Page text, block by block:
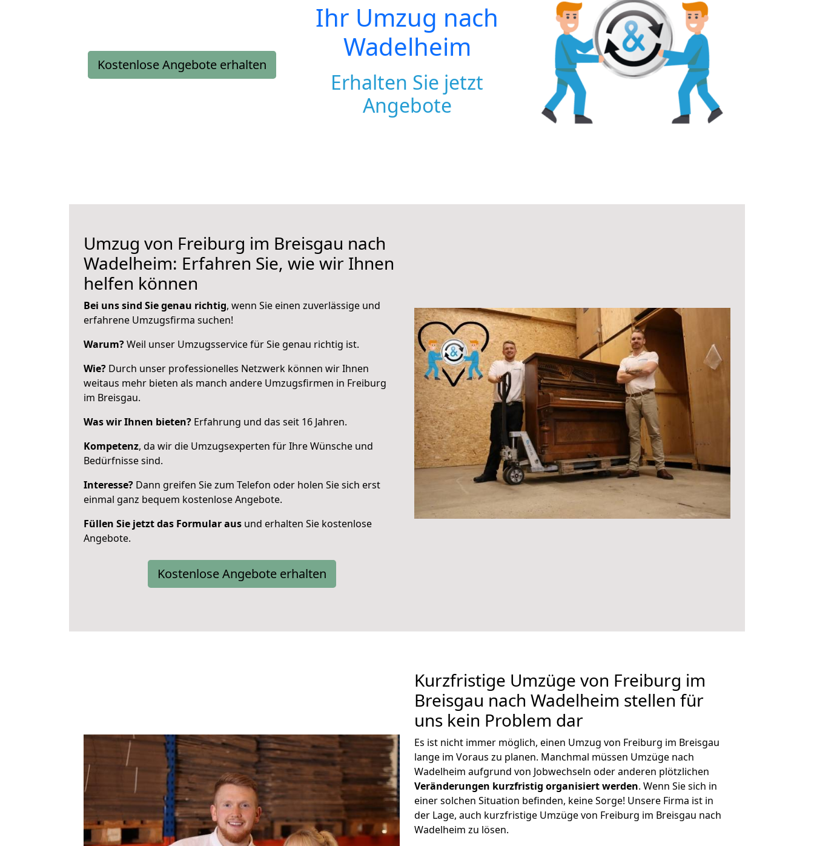
Kostenlose Angebote erhalten
Ihr Umzug nach
Wadelheim
Erhalten Sie jetzt
Angebote
Umzug von Freiburg im Breisgau nach
Wadelheim: Erfahren Sie, wie wir Ihnen
helfen können
Bei uns sind Sie genau richtig, wenn Sie einen zuverlässige und
erfahrene Umzugsfirma suchen!
Warum?Weil unser Umzugsservice für Sie genau richtig ist.
Wie? Durch unser professionelles Netzwerk können wir Ihnen
weitaus mehr bieten als manch andere Umzugsfirmen in Freiburg
im Breisgau.
Was wir Ihnen bieten? Erfahrung und das seit 16 Jahren.
Kompetenz, da wir die Umzugsexperten für Ihre Wünsche und
Bedürfnisse sind.
Interesse? Dann greifen Sie zum Telefon oder holen Sie sich erst
einmal ganz bequem kostenlose Angebote.
Füllen Sie jetzt das Formular aus und erhalten Sie kostenlose
Angebote.
Kostenlose Angebote erhalten
Kurzfristige Umzüge von Freiburg im
Breisgau nach Wadelheim stellen für
uns kein Problem dar
Es ist nicht immer möglich, einen Umzug von Freiburg im Breisgau
lange im Voraus zu planen. Manchmal müssen Umzüge nach
Wadelheim aufgrund von Jobwechseln oder anderen plötzlichen
Veränderungen kurzfristig organisiert werden. Wenn Sie sich in
einer solchen Situation befinden, keine Sorge! Unsere Firma ist in
der Lage, auch kurzfristige Umzüge von Freiburg im Breisgau nach
Wadelheim zu lösen.